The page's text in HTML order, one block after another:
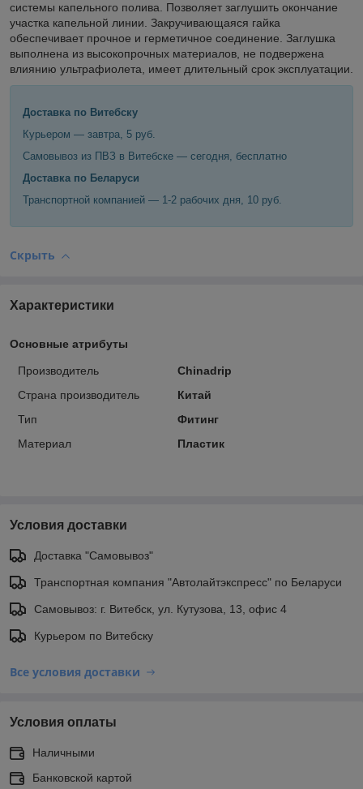
системы капельного полива. Позволяет заглушить окончание
участка капельной линии. Закручивающаяся гайка
обеспечивает прочное и герметичное соединение. Заглушка
выполнена из высокопрочных материалов, не подвержена
влиянию ультрафиолета, имеет длительный срок эксплуатации.
Доставка по Витебску
Курьером — завтра, 5 руб.
Самовывоз из ПВЗ в Витебске — сегодня, бесплатно
Доставка по Беларуси
Транспортной компанией — 1-2 рабочих дня, 10 руб.
Скрыть
Характеристики
Основные атрибуты
Производитель
Chinadrip
Страна производитель
Китай
Тип
Фитинг
Материал
Пластик
Условия доставки
Доставка "Самовывоз"
Транспортная компания "Автолайтэкспресс" по Беларуси
Самовывоз: г. Витебск, ул. Кутузова, 13, офис 4
Курьером по Витебску
Все условия доставки
Условия оплаты
Наличными
Банковской картой